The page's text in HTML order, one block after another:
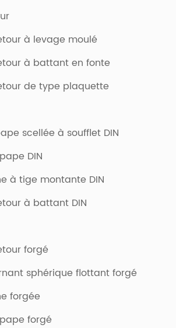
à levage moulé
à battant en fonte
de type plaquette
scellée à soufflet DIN
DIN
à tige montante DIN
à battant DIN
forgé
sphérique flottant forgé
forgée
forgé